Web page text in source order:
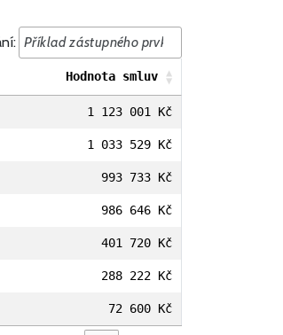
Hodnota smluv
1 123 001 Kč
1 033 529 Kč
993 733 Kč
986 646 Kč
401 720 Kč
288 222 Kč
72 600 Kč